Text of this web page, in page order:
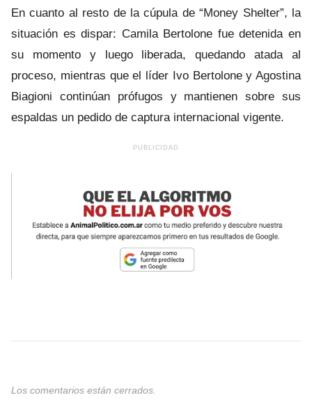
En cuanto al resto de la cúpula de “Money Shelter”, la
situación es dispar: Camila Bertolone fue detenida en
su momento y luego liberada, quedando atada al
proceso, mientras que el líder Ivo Bertolone y Agostina
Biagioni continúan prófugos y mantienen sobre sus
espaldas un pedido de captura internacional vigente.
Los comentarios están cerrados.